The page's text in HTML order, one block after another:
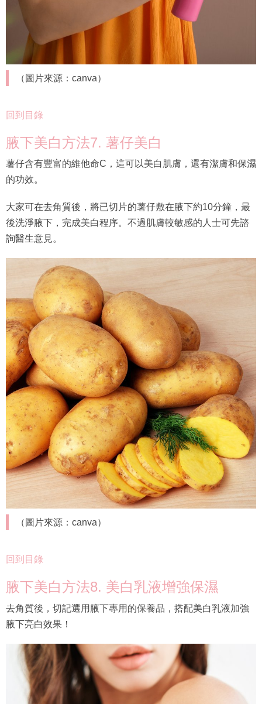
（圖片來源：canva）
回到目錄
腋下美白方法7. 薯仔美白
薯仔含有豐富的維他命C，這可以美白肌膚，還有潔膚和保濕
的功效。
大家可在去角質後，將已切片的薯仔敷在腋下約10分鐘，最
後洗淨腋下，完成美白程序。不過肌膚較敏感的人士可先諮
詢醫生意見。
（圖片來源：canva）
回到目錄
腋下美白方法8. 美白乳液增強保濕
去角質後，切記選用腋下專用的保養品，搭配美白乳液加強
腋下亮白效果！